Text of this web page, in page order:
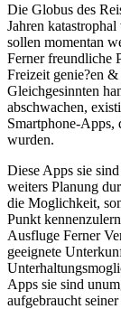
Die Globus des
Jahren
sollen momentan
Ferner freundliche
Freizeit genie?en
Gleichgesinnten
abschwachen,
Smartphone-Apps,
wurden.
Diese Apps sie
weiters Planung
die Moglichkeit,
Punkt
Ausfluge Ferner
geeignete
Apps sie sind
aufgebraucht